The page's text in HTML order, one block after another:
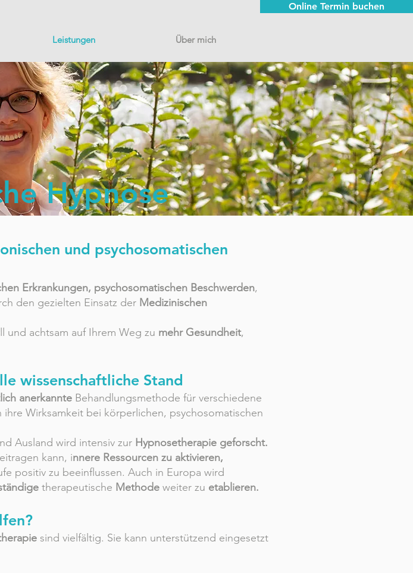
Online Termin buchen
Leistungen Über mich
Hypnose
und psychosomatischen
Erkrankungen, psychosomatischen Beschwerden,
den gezielten Einsatz der Medizinischen
und achtsam auf Ihrem Weg zu mehr Gesundheit,
wissenschaftliche Stand
anerkannte Behandlungsmethode für verschiedene
ihre Wirksamkeit bei körperlichen, psychosomatischen
Ausland wird intensiv zur Hypnosetherapie geforscht.
kann, innere Ressourcen zu aktivieren,
positiv zu beeinflussen. Auch in Europa wird
therapeutische Methode weiter zu etablieren.
sind vielfältig. Sie kann unterstützend eingesetzt